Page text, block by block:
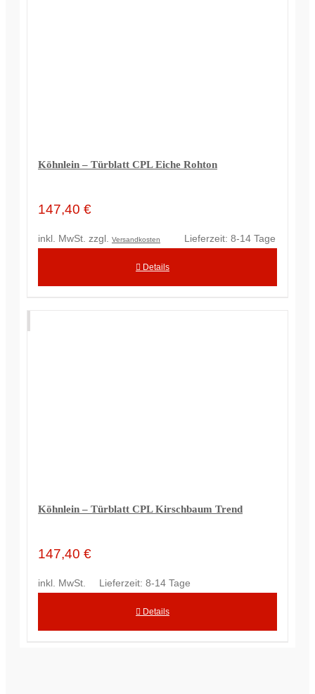
Köhnlein – Türblatt CPL Eiche Rohton
147,40 €
inkl. MwSt. zzgl. Versandkosten Lieferzeit: 8-14 Tage
Details
Köhnlein – Türblatt CPL Kirschbaum Trend
147,40 €
inkl. MwSt. Lieferzeit: 8-14 Tage
Details